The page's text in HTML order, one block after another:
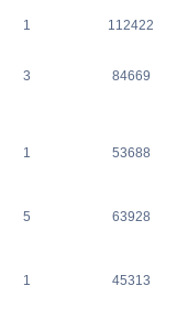
1 112422
3 84669
1 53688
5 63928
1 45313